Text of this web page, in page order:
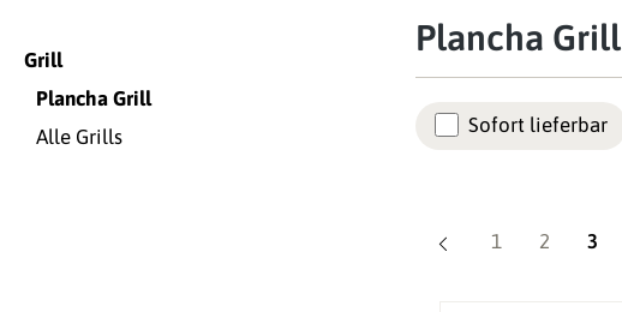
Grill
Plancha Grill
Alle Grills
Plancha Grill
Sofort lieferbar
Seite
1 Seite
2 Seite
3